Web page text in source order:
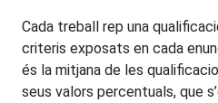
Cada treball rep una
criteris exposats en cada
és la mitjana de les
seus valors percentuals, que